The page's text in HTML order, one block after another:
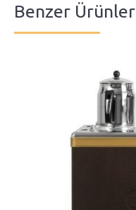
Benzer Ürünler